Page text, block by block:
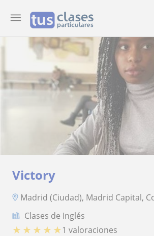
Victory
Madrid (Ciudad), Madrid Capital,
Clases de Inglés
★ ★ ★ ★ ★1 valoraciones